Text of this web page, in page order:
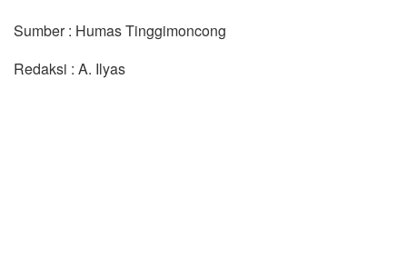
Sumber : Humas Tinggimoncong
Redaksi : A. Ilyas